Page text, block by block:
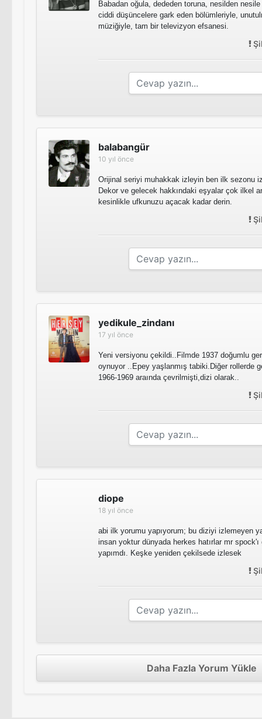
Babadan oğula, dededen toruna, nesilden
ciddi düşüncelere gark eden bölümleriyle,
müziğiyle, tam bir televizyon efsanesi.
balabangür
10 yıl önce
Orijinal seriyi muhakkak izleyin ben ilk sezonu
Dekor ve gelecek hakkındaki eşyalar çok ilkel
kesinlikle ufkunuzu açacak kadar derin.
yedikule_zindanı
17 yıl önce
Yeni versiyonu çekildi..Filmde 1937 doğumlu
oynuyor ..Epey yaşlanmış tabiki.Diğer rollerde
1966-1969 araında çevrilmişti,dizi olarak..
diope
18 yıl önce
abi ilk yorumu yapıyorum; bu diziyi izlemeyen
insan yoktur dünyada herkes hatırlar mr
yapımdı. Keşke yeniden çekilsede izlesek
Daha Fazla Yorum Yükle